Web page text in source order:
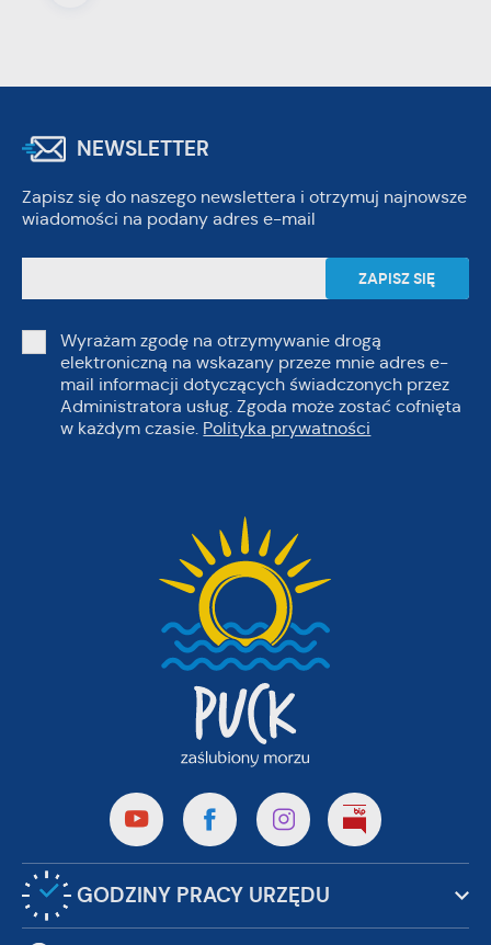
NEWSLETTER
Zapisz się do naszego newslettera i otrzymuj najnowsze
wiadomości na podany adres e-mail
Wyrażam zgodę na otrzymywanie drogą
elektroniczną na wskazany przeze mnie adres e-
mail informacji dotyczących świadczonych przez
Administratora usług. Zgoda może zostać cofnięta
w każdym czasie. Polityka prywatności
GODZINY PRACY URZĘDU